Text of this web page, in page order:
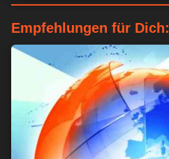
Empfehlungen für Dich: